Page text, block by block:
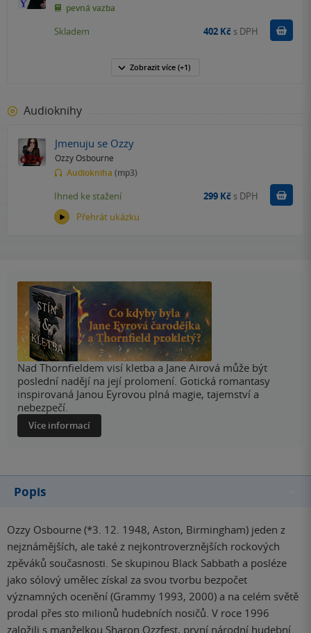
pevná vazba
Skladem 402 Kč s DPH
Zobrazit více (+1)
Audioknihy
Jmenuju se Ozzy
Ozzy Osbourne
Audiokniha (mp3)
Přehrát ukázku
Ihned ke stažení 299 Kč s DPH Koupit
Nad Thornfieldem visí kletba a Jane Airová může být
poslední nadějí na její prolomení. Gotická romantasy
inspirovaná Janou Eyrovou plná magie, tajemství a
nebezpečí.
Více informací
Popis
Ozzy Osbourne (*3. 12. 1948, Aston, Birmingham) jeden z
nejznámějších, ale také z nejkontroverznějších rockových
zpěváků současnosti. Se skupinou Black Sabbath a posléze
jako sólový umělec získal za svou tvorbu bezpočet
významných ocenění (Grammy 1993, 2000) a na celém světě
prodal přes sto milionů hudebních nosičů. V roce 1996
založili s manželkou Sharon Ozzfest, první národní hudební